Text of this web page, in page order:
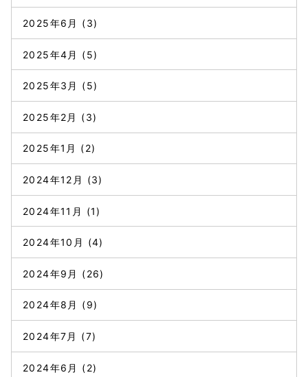
2025年6月 (3)
2025年4月 (5)
2025年3月 (5)
2025年2月 (3)
2025年1月 (2)
2024年12月 (3)
2024年11月 (1)
2024年10月 (4)
2024年9月 (26)
2024年8月 (9)
2024年7月 (7)
2024年6月 (2)